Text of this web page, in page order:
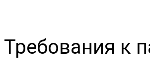
Требования к